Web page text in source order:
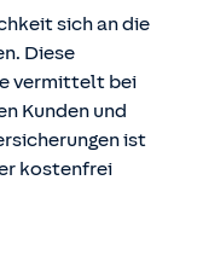
sich an die
Diese
vermittelt bei
Kunden und
ist
kostenfrei